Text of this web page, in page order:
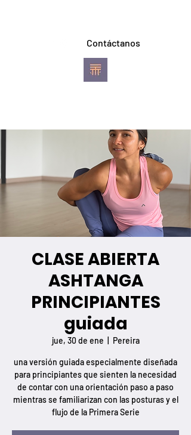
Contáctanos
Vinyasa Yoga
Pereira
CLASE ABIERTA
ASHTANGA
PRINCIPIANTES
guiada
jue, 30 de ene Pereira
una versión guiada especialmente diseñada
para principiantes que sienten la necesidad
de contar con una orientación paso a paso
mientras se familiarizan con las posturas y el
flujo de la Primera Serie